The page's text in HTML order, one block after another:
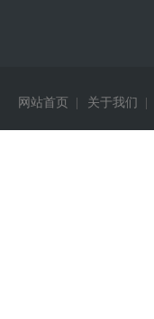
网站首页 关于我们